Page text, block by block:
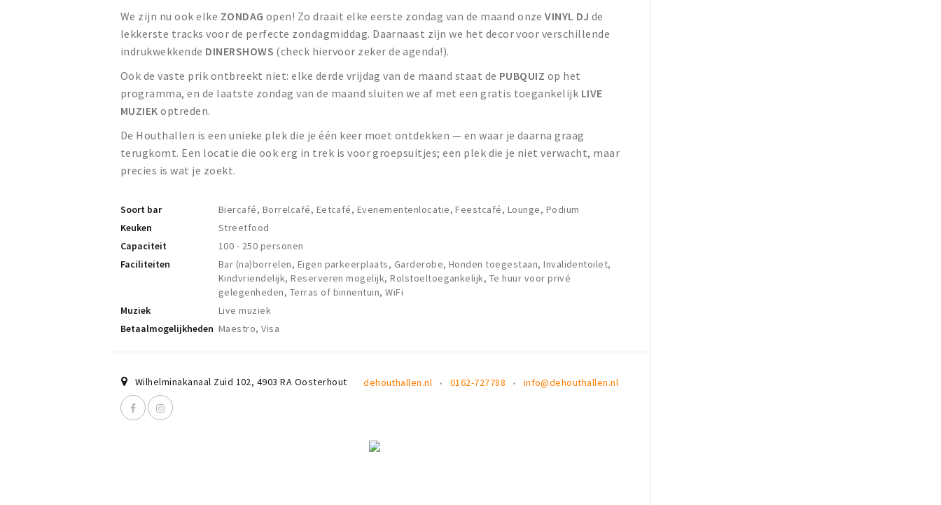
We zijn nu ook elke ZONDAG open! Zo draait elke eerste zondag van de maand onzeVINYL DJ de
lekkerste tracks voor de perfecte zondagmiddag. Daarnaast zijn we het decor voor verschillende
indrukwekkende DINERSHOWS (check hiervoor zeker de agenda!).
Ook de vaste prik ontbreekt niet: elke derde vrijdag van de maand staat de PUBQUIZ op het
programma, en de laatste zondag van de maand sluiten we af met een gratis toegankelijk LIVE
MUZIEK optreden.
De Houthallen is een unieke plek die je één keer moet ontdekken — en waar je daarna graag
terugkomt. Een locatie die ook erg in trek is voor groepsuitjes; een plek die je niet verwacht, maar
precies is wat je zoekt.
Soort bar
Biercafé, Borrelcafé, Eetcafé, Evenementenlocatie, Feestcafé, Lounge, Podium
Keuken
Streetfood
Capaciteit
100 - 250 personen
Faciliteiten
Bar (na)borrelen, Eigen parkeerplaats, Garderobe, Honden toegestaan, Invalidentoilet,
Kindvriendelijk, Reserveren mogelijk, Rolstoeltoegankelijk, Te huur voor privé
gelegenheden, Terras of binnentuin, WiFi
Muziek
Live muziek
Betaalmogelijkheden Maestro, Visa
Wilhelminakanaal Zuid 102, 4903 RA Oosterhout dehouthallen.nl 0162-727788 info@dehouthallen.nl